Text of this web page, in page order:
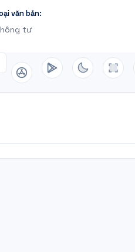
Quy hoạch lâm nghiệp
văn bản:
tư
VỰC LÂM NGHIỆP